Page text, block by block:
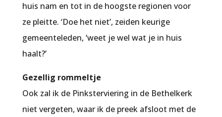
huis nam en tot in de hoogste regionen voor
ze pleitte. ‘Doe het niet’, zeiden keurige
gemeenteleden, ‘weet je wel wat je in huis
haalt?’
Gezellig rommeltje
Ook zal ik de Pinksterviering in de Bethelkerk
niet vergeten, waar ik de preek afsloot met de